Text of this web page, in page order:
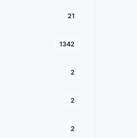
21
1342
2
2
2